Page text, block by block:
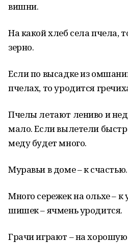
вишни.
На какой хлеб села пчела,
зерно.
Если по высадке из
пчелах, то уродится
Пчелы летают лениво и
мало. Если вылетели
меду будет много.
Муравьи в доме – к счастью.
Много сережек на ольхе –
шишек – ячмень уродится.
Грачи играют – на хорошую